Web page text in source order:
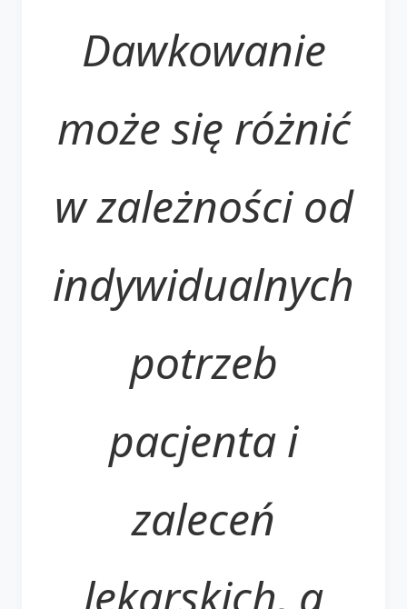
Dawkowanie
może się różnić
w zależności od
indywidualnych
potrzeb
pacjenta i
zaleceń
lekarskich, a